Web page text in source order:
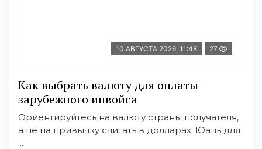
10 АВГУСТА 2026, 11:48 27
Как выбрать валюту для оплаты
зарубежного инвойса
Ориентируйтесь на валюту страны получателя,
а не на привычку считать в долларах. Юань для
...